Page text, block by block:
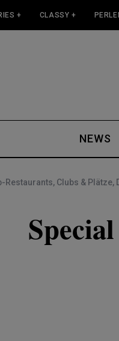
+ CLASSY +
NEWS
Restaurants, Clubs & Plätze,